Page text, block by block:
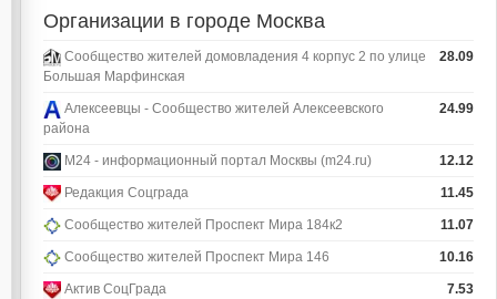
Организации в городе Москва
28.09
Сообщество жителей домовладения 4 корпус 2 по улице
Большая Марфинская
24.99
Алексеевцы - Сообщество жителей Алексеевского
района
12.12
М24 - информационный портал Москвы (m24.ru)
11.45
Редакция Соцграда
11.07
Сообщество жителей Проспект Мира 184к2
10.16
Сообщество жителей Проспект Мира 146
7.53
Актив СоцГрада